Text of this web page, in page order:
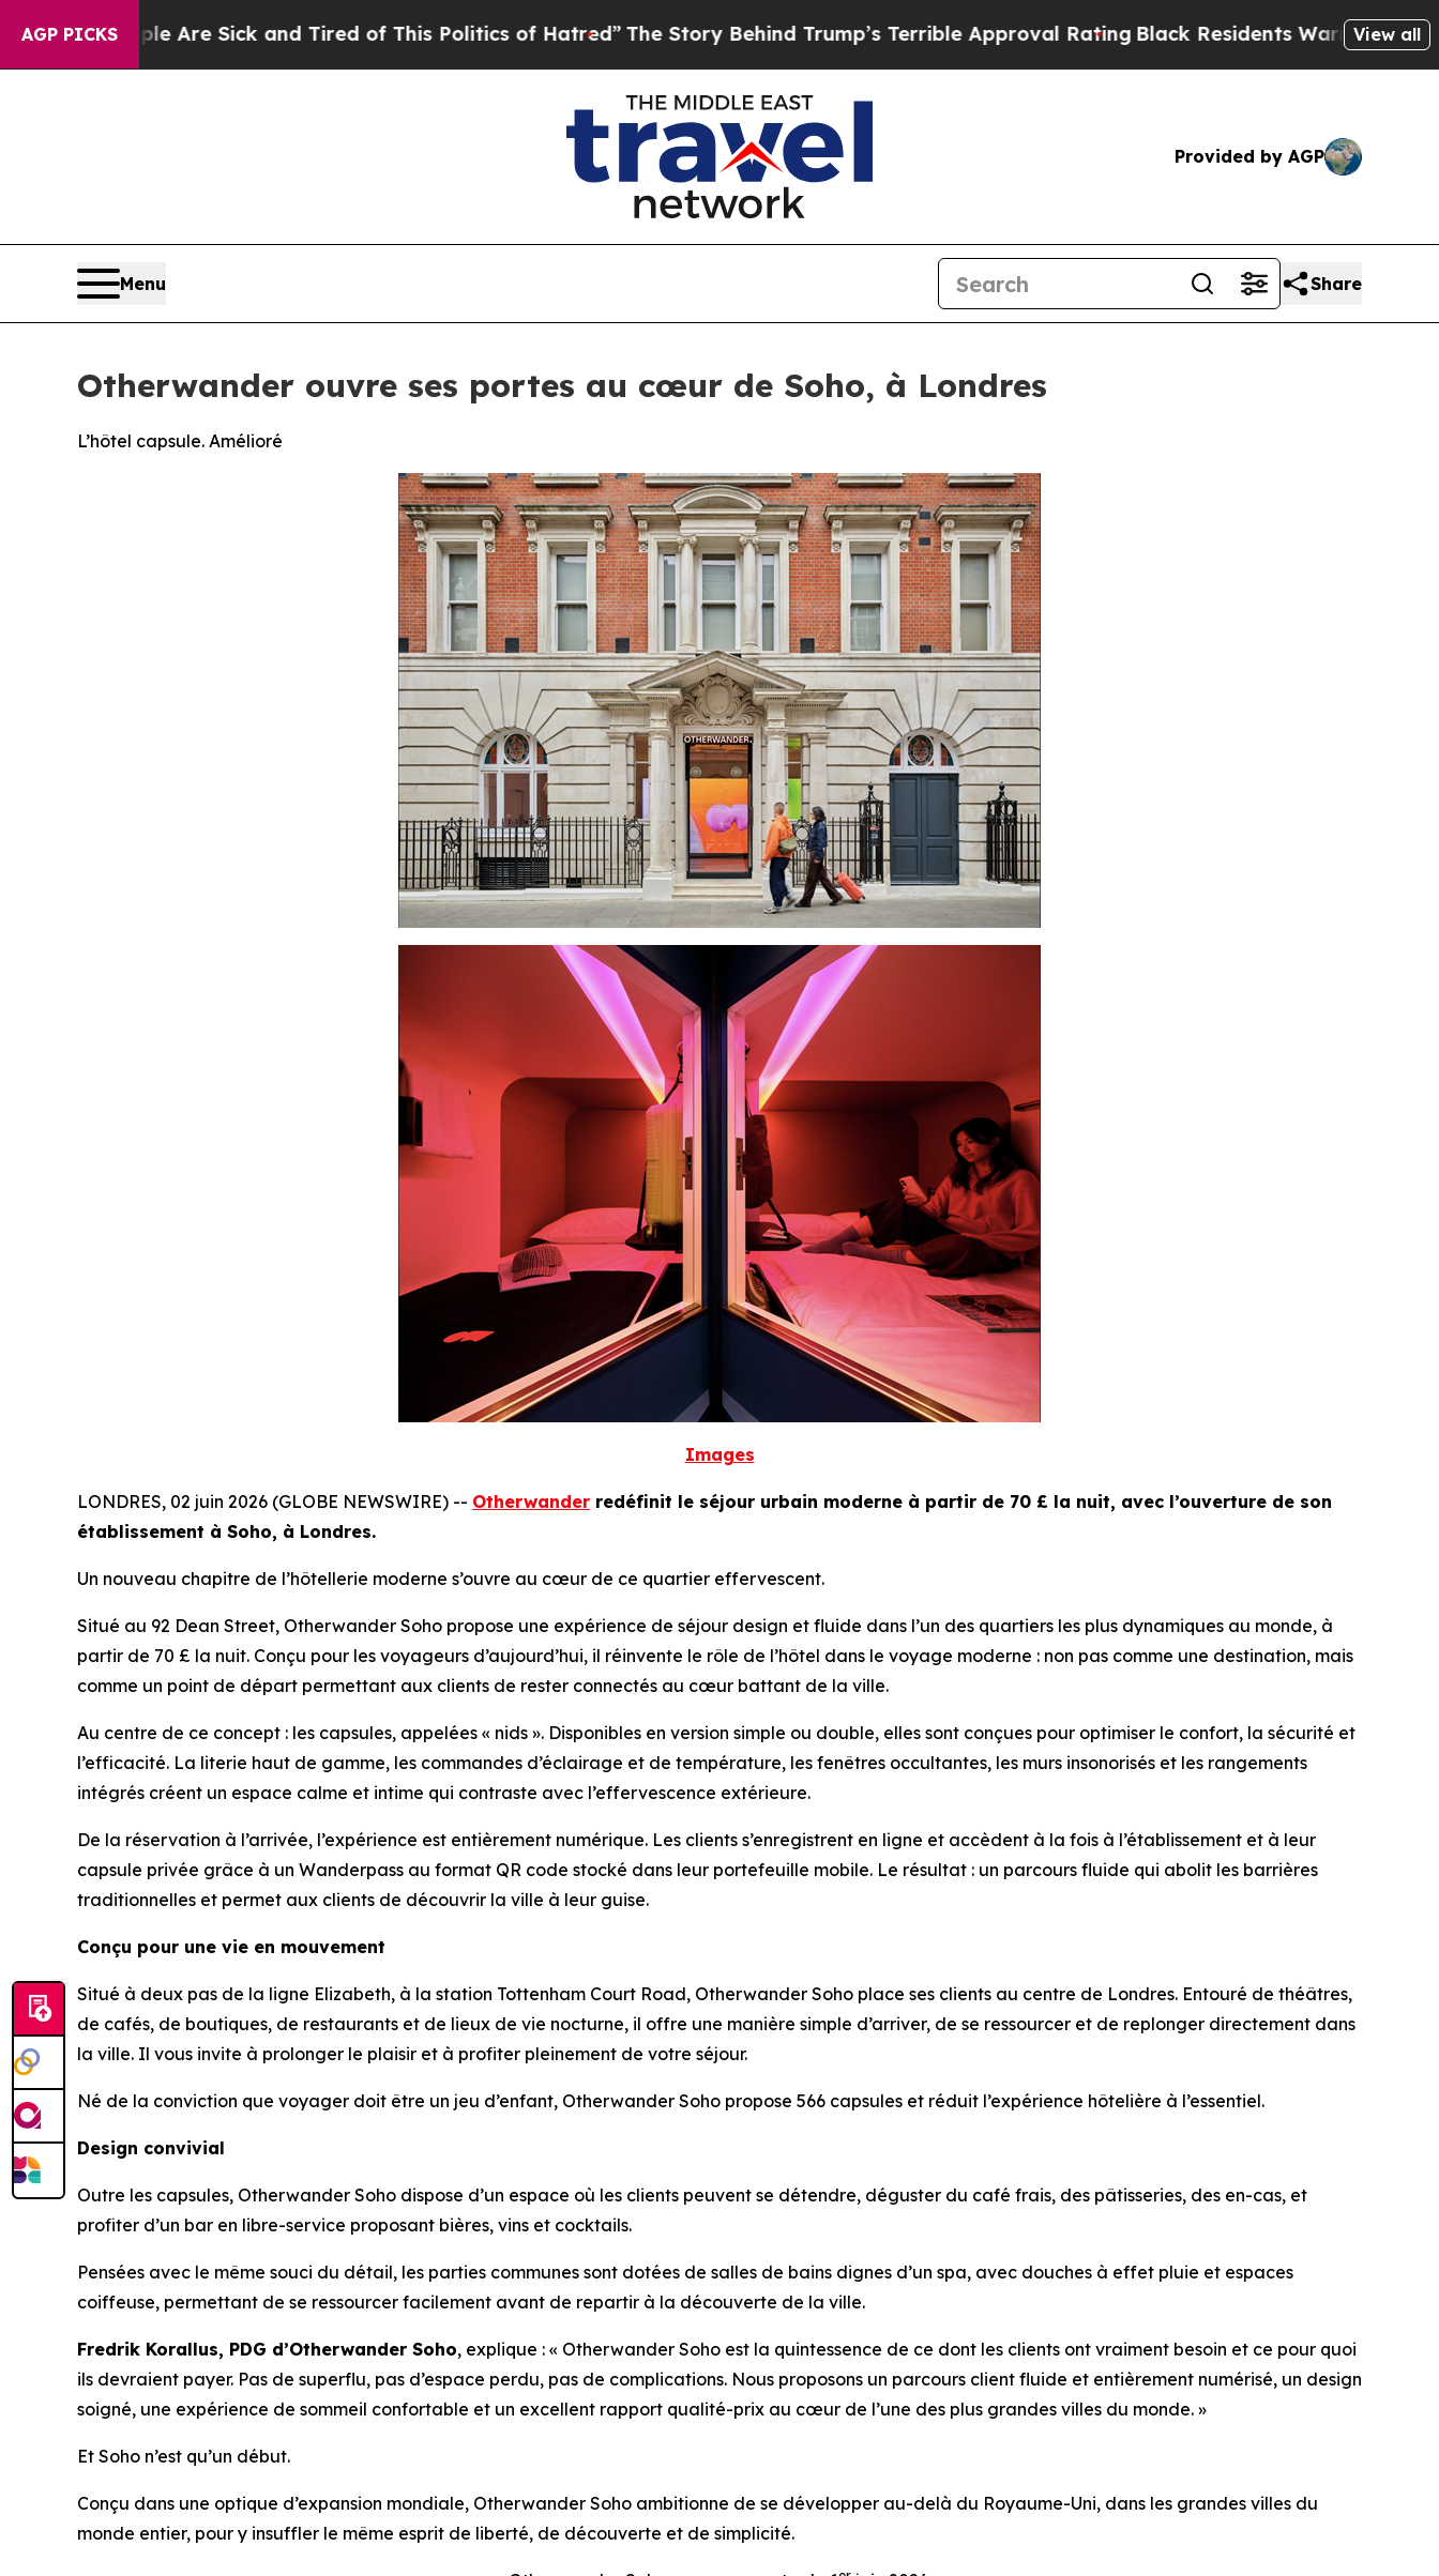
AGP PICKS
Are Sick and Tired of This Politics of Hatred”The Story Behind Trump’s Terrible Approval RatingBlack Residents Warned of Abusive Cops for
View all
Provided by AGP
Menu Share
Otherwander ouvre ses portes au cœur de Soho, à Londres
L’hôtel capsule. Amélioré
Images
LONDRES, 02 juin 2026 (GLOBE NEWSWIRE) -- Otherwander redéfinit le séjour urbain moderne à partir de 70 £ la nuit, avec l’ouverture de son
établissement à Soho, à Londres.
Un nouveau chapitre de l’hôtellerie moderne s’ouvre au cœur de ce quartier effervescent.
Situé au 92 Dean Street, Otherwander Soho propose une expérience de séjour design et fluide dans l’un des quartiers les plus dynamiques au monde, à
partir de 70 £ la nuit. Conçu pour les voyageurs d’aujourd’hui, il réinvente le rôle de l’hôtel dans le voyage moderne : non pas comme une destination, mais
comme un point de départ permettant aux clients de rester connectés au cœur battant de la ville.
Au centre de ce concept : les capsules, appelées « nids ». Disponibles en version simple ou double, elles sont conçues pour optimiser le confort, la sécurité et
l’efficacité. La literie haut de gamme, les commandes d’éclairage et de température, les fenêtres occultantes, les murs insonorisés et les rangements
intégrés créent un espace calme et intime qui contraste avec l’effervescence extérieure.
De la réservation à l’arrivée, l’expérience est entièrement numérique. Les clients s’enregistrent en ligne et accèdent à la fois à l’établissement et à leur
capsule privée grâce à un Wanderpass au format QR code stocké dans leur portefeuille mobile. Le résultat : un parcours fluide qui abolit les barrières
traditionnelles et permet aux clients de découvrir la ville à leur guise.
Conçu pour une vie en mouvement
Situé à deux pas de la ligne Elizabeth, à la station Tottenham Court Road, Otherwander Soho place ses clients au centre de Londres. Entouré de théâtres,
de cafés, de boutiques, de restaurants et de lieux de vie nocturne, il offre une manière simple d’arriver, de se ressourcer et de replonger directement dans
la ville. Il vous invite à prolonger le plaisir et à profiter pleinement de votre séjour.
Né de la conviction que voyager doit être un jeu d’enfant, Otherwander Soho propose 566 capsules et réduit l’expérience hôtelière à l’essentiel.
Design convivial
Outre les capsules, Otherwander Soho dispose d’un espace où les clients peuvent se détendre, déguster du café frais, des pâtisseries, des en-cas, et
profiter d’un bar en libre-service proposant bières, vins et cocktails.
Pensées avec le même souci du détail, les parties communes sont dotées de salles de bains dignes d’un spa, avec douches à effet pluie et espaces
coiffeuse, permettant de se ressourcer facilement avant de repartir à la découverte de la ville.
Fredrik Korallus, PDG d’Otherwander Soho, explique : « Otherwander Soho est la quintessence de ce dont les clients ont vraiment besoin et ce pour quoi
ils devraient payer. Pas de superflu, pas d’espace perdu, pas de complications. Nous proposons un parcours client fluide et entièrement numérisé, un design
soigné, une expérience de sommeil confortable et un excellent rapport qualité-prix au cœur de l’une des plus grandes villes du monde. »
Et Soho n’est qu’un début.
Conçu dans une optique d’expansion mondiale, Otherwander Soho ambitionne de se développer au-delà du Royaume-Uni, dans les grandes villes du
monde entier, pour y insuffler le même esprit de liberté, de découverte et de simplicité.